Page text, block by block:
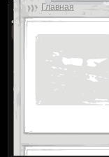
Главная